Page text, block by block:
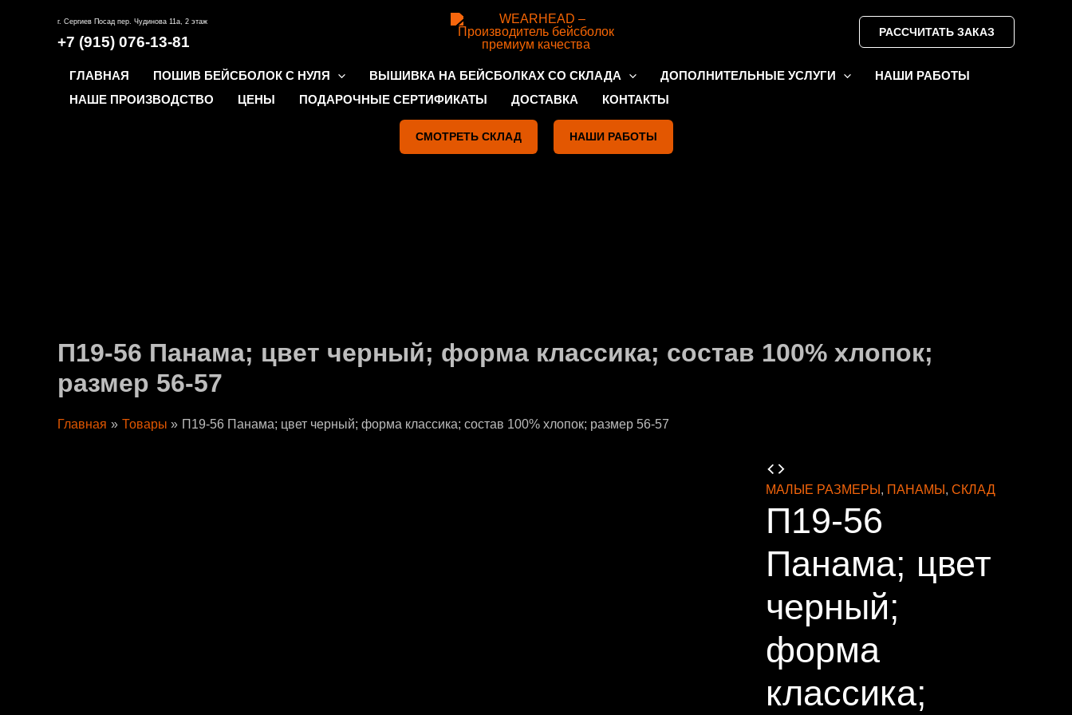
содержимому
г. Сергиев Посад пер. Чудинова 11а, 2 этаж
+7 (915) 076-13-81
РАССЧИТАТЬ ЗАКАЗ
ГЛАВНАЯ ПОШИВ БЕЙСБОЛОК С НУЛЯ ВЫШИВКА НА БЕЙСБОЛКАХ СО СКЛАДА ДОПОЛНИТЕЛЬНЫЕ УСЛУГИ
НАШИ РАБОТЫ
НАШЕ ПРОИЗВОДСТВО
ЦЕНЫ ПОДАРОЧНЫЕ СЕРТИФИКАТЫ ДОСТАВКА КОНТАКТЫ
СМОТРЕТЬ СКЛАД НАШИ РАБОТЫ
П19-56 Панама; цвет черный; форма классика; состав 100% хлопок;
размер 56-57
Главная Товары П19-56 Панама; цвет черный; форма классика; состав 100% хлопок; размер 56-57
МАЛЫЕ РАЗМЕРЫ , ПАНАМЫ , СКЛАД
П19-56
Панама; цвет
черный;
форма
классика;